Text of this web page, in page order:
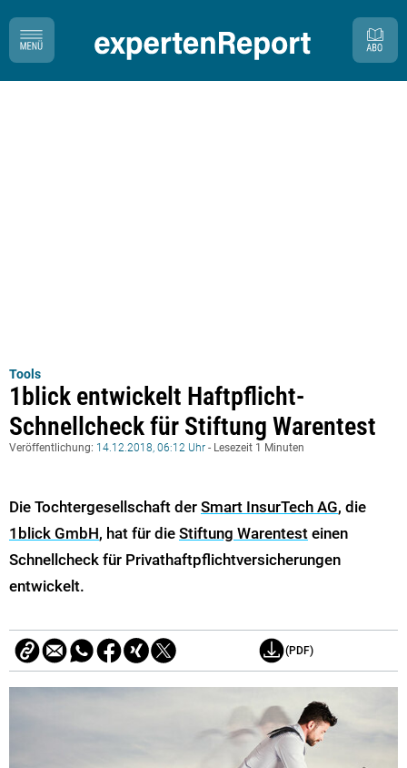
Tools
1blick entwickelt Haftpflicht-
Schnellcheck für Stiftung Warentest
Veröffentlichung: 14.12.2018, 06:12 Uhr - Lesezeit 1 Minuten
Die Tochtergesellschaft der Smart InsurTech AG, die
1blick GmbH, hat für die Stiftung Warentest einen
Schnellcheck für Privathaftpflichtversicherungen
entwickelt.
(PDF)